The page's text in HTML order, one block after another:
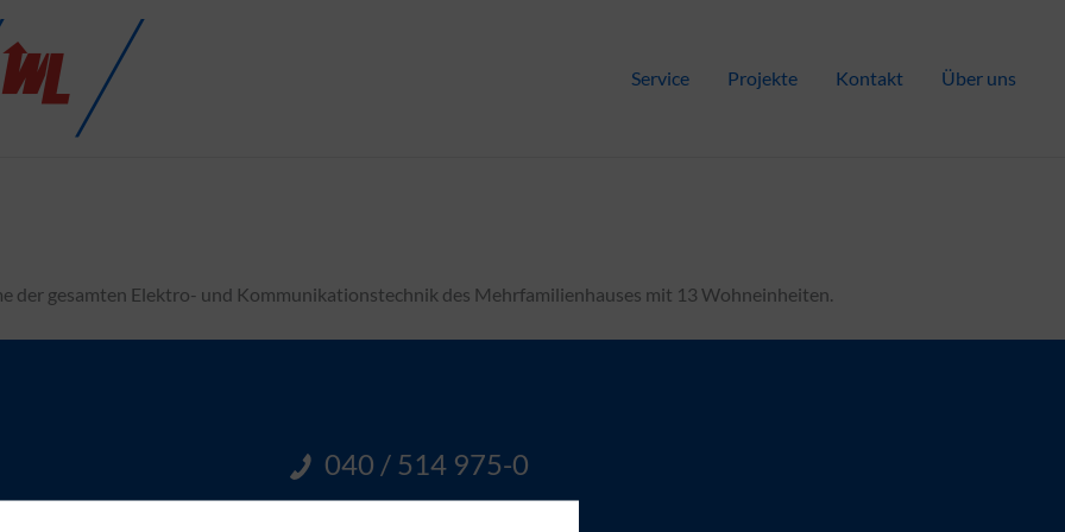
Service Projekte Kontakt Über uns
der gesamten Elektro- und Kommunikationstechnik des Mehrfamilienhauses mit 13 Wohneinheiten.
040 / 514 975-0